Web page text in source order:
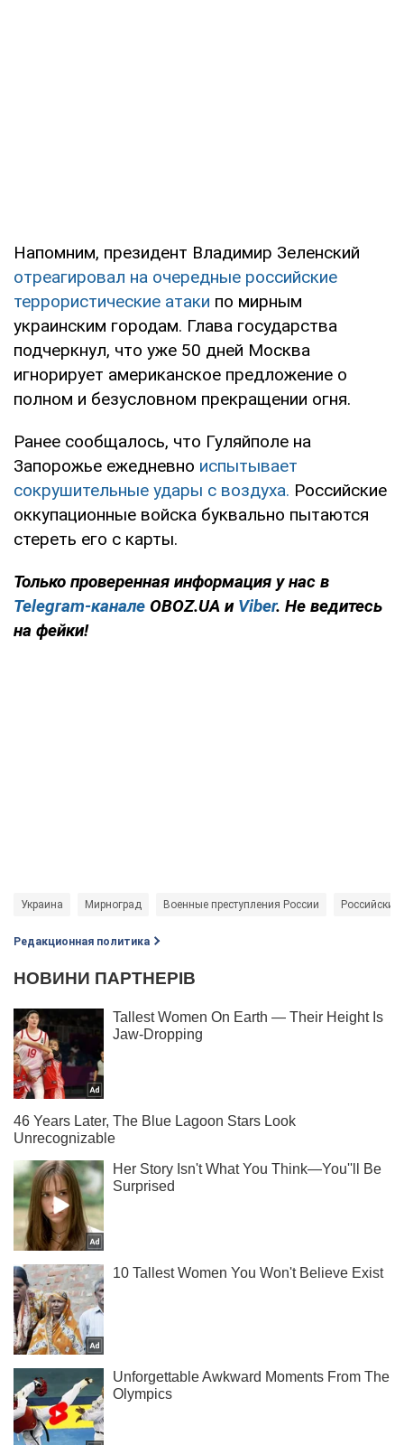
Напомним, президент Владимир Зеленский
отреагировал на очередные российские
террористические атаки по мирным
украинским городам. Глава государства
подчеркнул, что уже 50 дней Москва
игнорирует американское предложение о
полном и безусловном прекращении огня.
Ранее сообщалось, что Гуляйполе на
Запорожье ежедневно испытывает
сокрушительные удары с воздуха. Российские
оккупационные войска буквально пытаются
стереть его с карты.
Только проверенная информация у нас в
Telegram-канале OBOZ.UA и Viber. Не ведитесь
на фейки!
Украина Мирноград Военные преступления России Российские
Редакционная политика